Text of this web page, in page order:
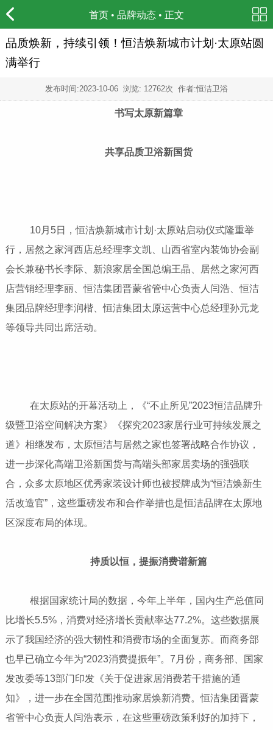
首页 • 品牌动态 • 正文
品质焕新，持续引领！恒洁焕新城市计划·太原站圆
满举行
发布时间:2023-10-06 浏览: 12762次 作者:恒洁卫浴
书写太原新篇章
共享品质卫浴新国货
10月5日，恒洁焕新城市计划·太原站启动仪式隆重举
行，居然之家河西店总经理李文凯、山西省室内装饰协会副
会长兼秘书长李际、新浪家居全国总编王晶、居然之家河西
店营销经理李丽、恒洁集团晋蒙省管中心负责人闫浩、恒洁
集团品牌经理李润楷、恒洁集团太原运营中心总经理孙元龙
等领导共同出席活动。
在太原站的开幕活动上，《“不止所见”2023恒洁品牌升
级暨卫浴空间解决方案》《探究2023家居行业可持续发展之
道》相继发布，太原恒洁与居然之家也签署战略合作协议，
进一步深化高端卫浴新国货与高端头部家居卖场的强强联
合，众多太原地区优秀家装设计师也被授牌成为“恒洁焕新生
活改造官”，这些重磅发布和合作举措也是恒洁品牌在太原地
区深度布局的体现。
持质以恒，提振消费谱新篇
根据国家统计局的数据，今年上半年，国内生产总值同
比增长5.5%，消费对经济增长贡献率达77.2%。这些数据展
示了我国经济的强大韧性和消费市场的全面复苏。而商务部
也早已确立今年为“2023消费提振年”。7月份，商务部、国家
发改委等13部门印发《关于促进家居消费若干措施的通
知》，进一步在全国范围推动家居焕新消费。恒洁集团晋蒙
省管中心负责人闫浩表示，在这些重磅政策利好的加持下，